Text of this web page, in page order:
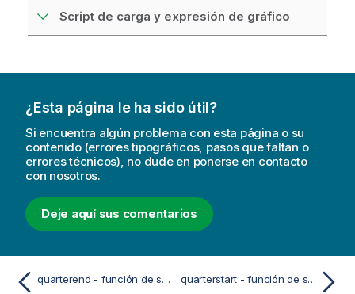
Script de carga y expresión de gráfico
¿Esta página le ha sido útil?
Si encuentra algún problema con esta página o su
contenido (errores tipográficos, pasos que faltan o
errores técnicos), no dude en ponerse en contacto
con nosotros.
Deje aquí sus comentarios
quarterend - función de script y de gráfico quarterstart - función de script y de gráfico